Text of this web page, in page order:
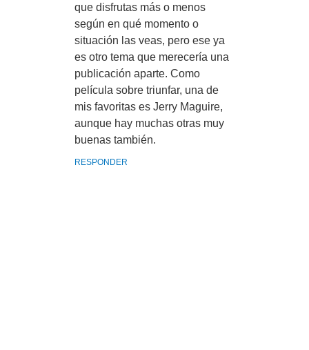
que disfrutas más o menos
según en qué momento o
situación las veas, pero ese ya
es otro tema que merecería una
publicación aparte. Como
película sobre triunfar, una de
mis favoritas es Jerry Maguire,
aunque hay muchas otras muy
buenas también.
RESPONDER